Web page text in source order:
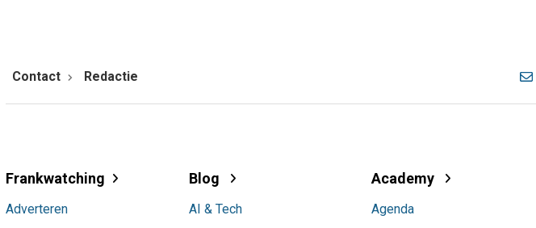
Contact Redactie
Frankwatching
Adverteren
Blog
AI & Tech
Academy
Agenda